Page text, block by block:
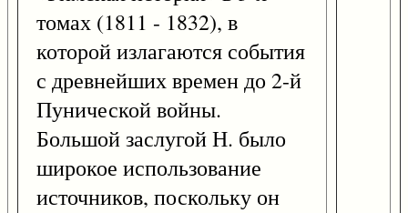
томах (1811 - 1832), в
которой излагаются события
с древнейших времен до 2-й
Пунической войны.
Большой заслугой Н. было
широкое использование
источников, поскольку он